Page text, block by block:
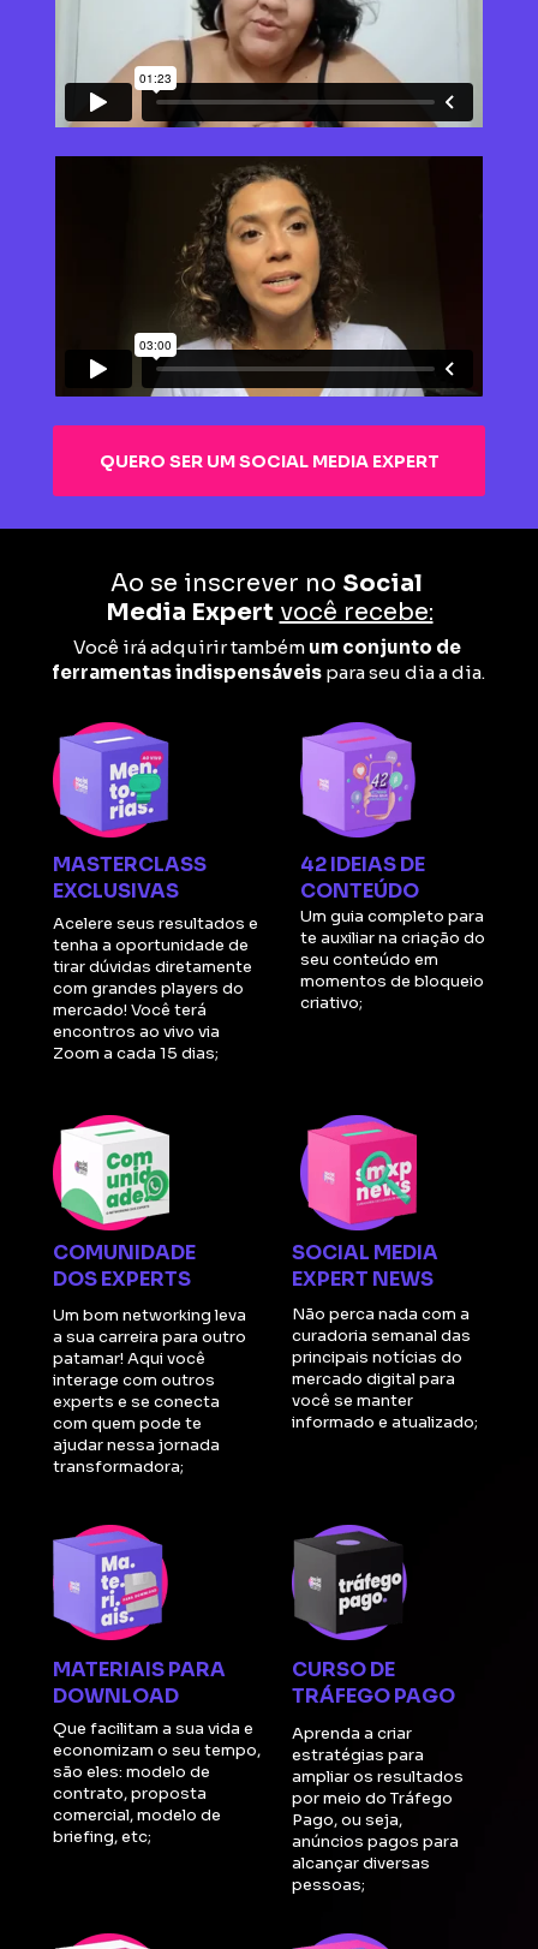
QUERO SER UM SOCIAL MEDIA EXPERT
Ao se inscrever no Social
Media Expert você recebe:
Você irá adquirir também um conjunto de
ferramentas indispensáveis para seu dia a dia.
MASTERCLASS
EXCLUSIVAS
Acelere seus resultados e
tenha a oportunidade de
tirar dúvidas diretamente
com grandes players do
mercado! Você terá
encontros ao vivo via
Zoom a cada 15 dias;
42 IDEIAS DE
CONTEÚDO
Um guia completo para
te auxiliar na criação do
seu conteúdo em
momentos de bloqueio
criativo;
COMUNIDADE
DOS EXPERTS
Um bom networking leva
a sua carreira para outro
patamar! Aqui você
interage com outros
experts e se conecta
com quem pode te
ajudar nessa jornada
transformadora;
SOCIAL MEDIA
EXPERT NEWS
Não perca nada com a
curadoria semanal das
principais notícias do
mercado digital para
você se manter
informado e atualizado;
MATERIAIS PARA
DOWNLOAD
Que facilitam a sua vida e
economizam o seu tempo,
são eles: modelo de
contrato, proposta
comercial, modelo de
briefing, etc;
CURSO DE
TRÁFEGO PAGO
Aprenda a criar
estratégias para
ampliar os resultados
por meio do Tráfego
Pago, ou seja,
anúncios pagos para
alcançar diversas
pessoas;